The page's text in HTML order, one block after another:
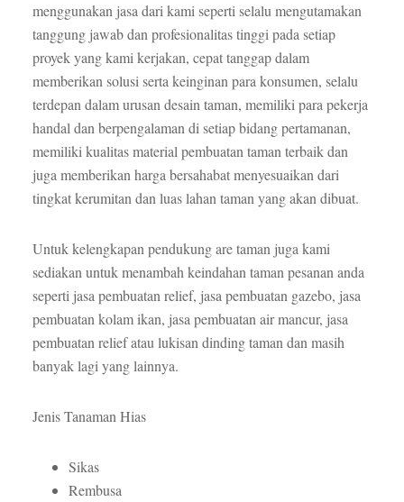
menggunakan jasa dari kami seperti selalu mengutamakan
tanggung jawab dan profesionalitas tinggi pada setiap
proyek yang kami kerjakan, cepat tanggap dalam
memberikan solusi serta keinginan para konsumen, selalu
terdepan dalam urusan desain taman, memiliki para pekerja
handal dan berpengalaman di setiap bidang pertamanan,
memiliki kualitas material pembuatan taman terbaik dan
juga memberikan harga bersahabat menyesuaikan dari
tingkat kerumitan dan luas lahan taman yang akan dibuat.
Untuk kelengkapan pendukung are taman juga kami
sediakan untuk menambah keindahan taman pesanan anda
seperti jasa pembuatan relief, jasa pembuatan gazebo, jasa
pembuatan kolam ikan, jasa pembuatan air mancur, jasa
pembuatan relief atau lukisan dinding taman dan masih
banyak lagi yang lainnya.
Jenis Tanaman Hias
Sikas
Rembusa